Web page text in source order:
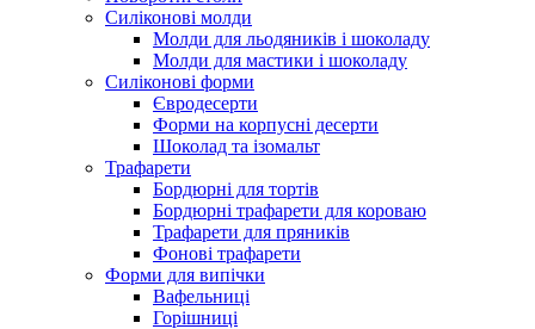
Силіконові молди
Молди для льодяників і шоколаду
Молди для мастики і шоколаду
Силіконові форми
Євродесерти
Форми на корпусні десерти
Шоколад та ізомальт
Трафарети
Бордюрні для тортів
Бордюрні трафарети для короваю
Трафарети для пряників
Фонові трафарети
Форми для випічки
Вафельниці
Горішниці